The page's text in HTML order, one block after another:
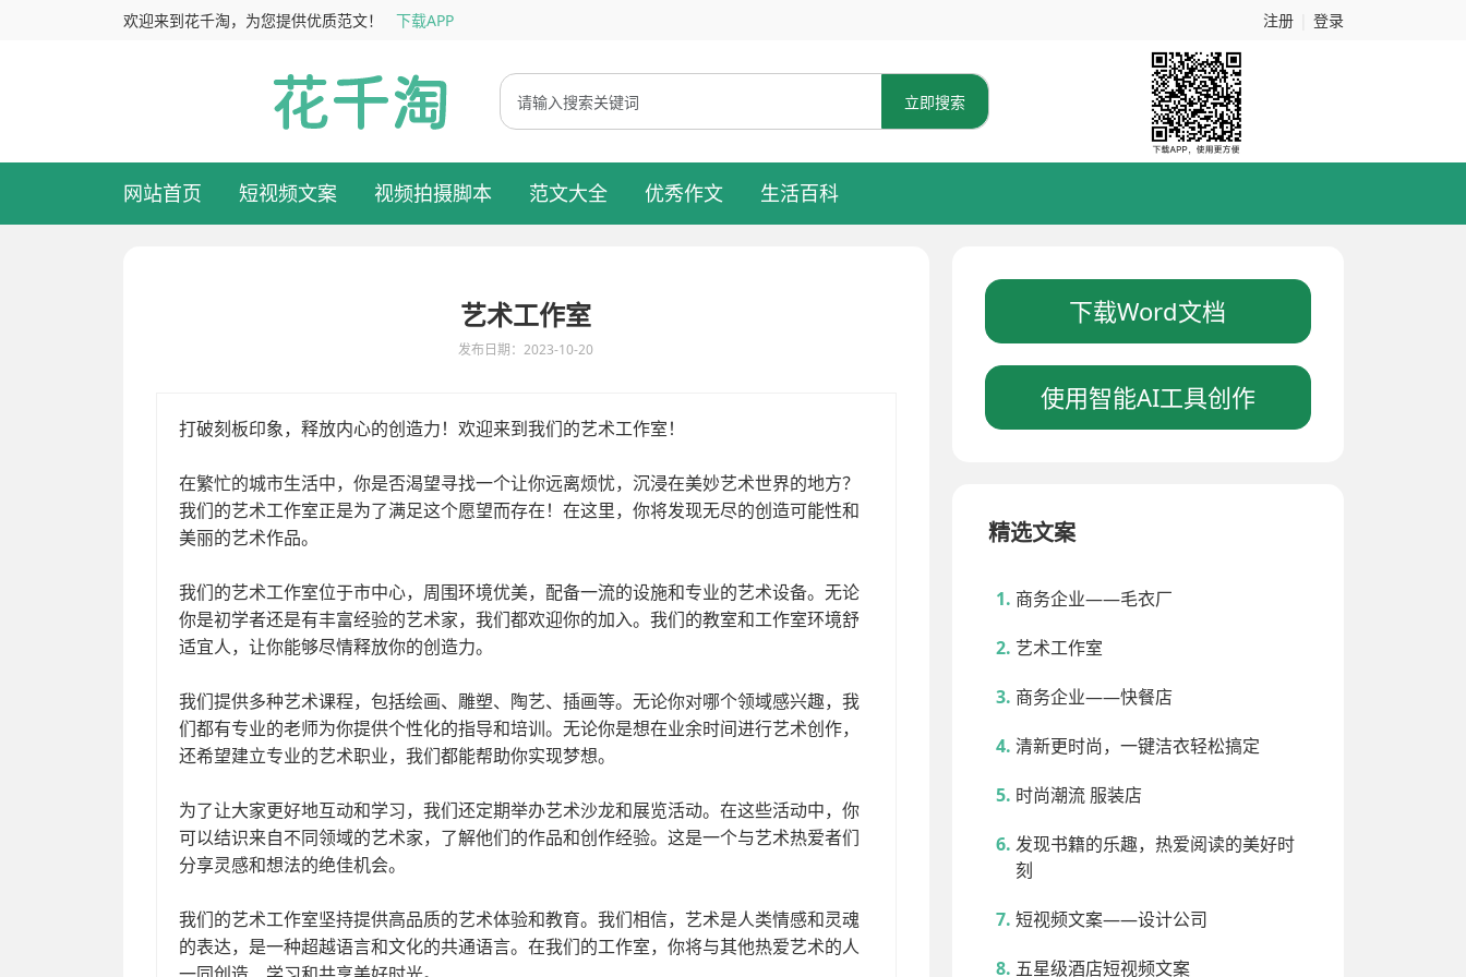
欢迎来到花千淘，为您提供优质范文！ 下载APP 注册 登录
立即搜索
网站首页 短视频文案 视频拍摄脚本 范文大全 优秀作文 生活百科
艺术工作室
发布日期：2023-10-20
下载Word文档
使用智能AI工具创作
精选文案
商务企业——毛衣厂
艺术工作室
商务企业——快餐店
清新更时尚，一键洁衣轻松搞定
时尚潮流 服装店
发现书籍的乐趣，热爱阅读的美好时
刻
短视频文案——设计公司
五星级酒店短视频文案